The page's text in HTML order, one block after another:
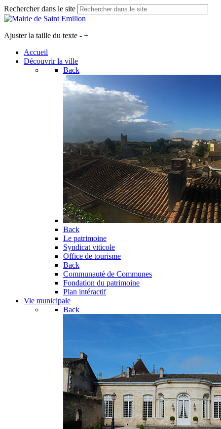
Rechercher dans le site
Ajuster la taille du texte - +
Accueil
Découvrir la ville
Back
Back
Le patrimoine
Syndicat viticole
Office de tourisme
Back
Communauté de Communes
Fondation du patrimoine
Plan intéractif
Vie municipale
Back